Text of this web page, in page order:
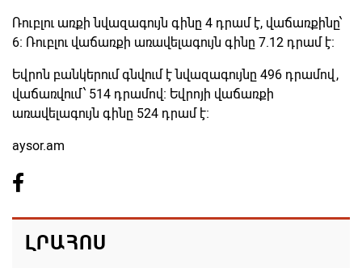
Ռուբլու առքի նվազագույն գինը 4 դրամ է, վաճառքինը՝
6։ Ռուբլու վաճառքի առավելագույն գինը 7.12 դրամ է։
Եվրոն բանկերում գնվում է նվազագույնը 496 դրամով,
վաճառվում՝ 514 դրամով։ Եվրոյի վաճառքի
առավելագույն գինը 524 դրամ է։
aysor.am
ԼՐԱՀՈՍ